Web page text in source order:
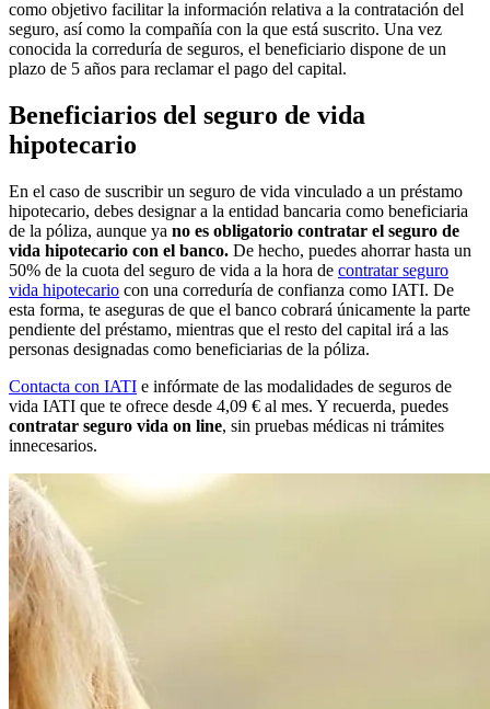
como objetivo facilitar la información relativa a la contratación del
seguro, así como la compañía con la que está suscrito. Una vez
conocida la correduría de seguros, el beneficiario dispone de un
plazo de 5 años para reclamar el pago del capital.
Beneficiarios del seguro de vida
hipotecario
En el caso de suscribir un seguro de vida vinculado a un préstamo
hipotecario, debes designar a la entidad bancaria como beneficiaria
de la póliza, aunque ya no es obligatorio contratar el seguro de
vida hipotecario con el banco. De hecho, puedes ahorrar hasta un
50% de la cuota del seguro de vida a la hora de contratar seguro
vida hipotecario con una correduría de confianza como IATI. De
esta forma, te aseguras de que el banco cobrará únicamente la parte
pendiente del préstamo, mientras que el resto del capital irá a las
personas designadas como beneficiarias de la póliza.
Contacta con IATI e infórmate de las modalidades de seguros de
vida IATI que te ofrece desde 4,09 € al mes. Y recuerda, puedes
contratar seguro vida on line, sin pruebas médicas ni trámites
innecesarios.